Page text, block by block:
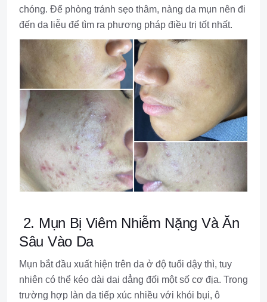
chóng. Để phòng tránh sẹo thâm, nàng da mụn nên đi
đến da liễu để tìm ra phương pháp điều trị tốt nhất.
2. Mụn Bị Viêm Nhiễm Nặng Và Ăn
Sâu Vào Da
Mụn bắt đầu xuất hiện trên da ở độ tuổi dậy thì, tuy
nhiên có thể kéo dài dai dẳng đối một số cơ địa. Trong
trường hợp làn da tiếp xúc nhiều với khói bụi, ô